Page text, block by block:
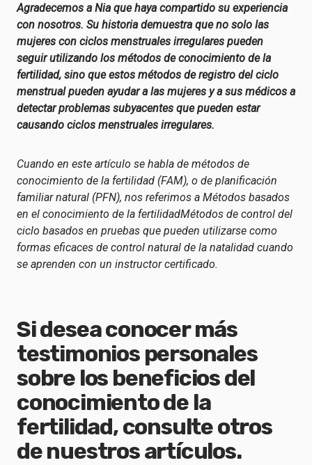
Agradecemos a Nia que haya compartido su experiencia
con nosotros. Su historia demuestra que no solo las
mujeres con ciclos menstruales irregulares pueden
seguir utilizando los métodos de conocimiento de la
fertilidad, sino que estos métodos de registro del ciclo
menstrual pueden ayudar a las mujeres y a sus médicos a
detectar problemas subyacentes que pueden estar
causando ciclos menstruales irregulares.
Cuando en este artículo se habla de métodos de
conocimiento de la fertilidad (FAM), o de planificación
familiar natural (PFN), nos referimos a Métodos basados
en el conocimiento de la fertilidadMétodos de control del
ciclo basados en pruebas que pueden utilizarse como
formas eficaces de control natural de la natalidad cuando
se aprenden con un instructor certificado.
Si desea conocer más
testimonios personales
sobre los beneficios del
conocimiento de la
fertilidad, consulte otros
de nuestros artículos.